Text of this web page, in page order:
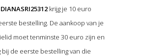
DIANASRI25312krijg je 10 euro
bestelling. De aankoop van je
moet tenminste 30 euro zijn en
bij de eerste bestelling van die